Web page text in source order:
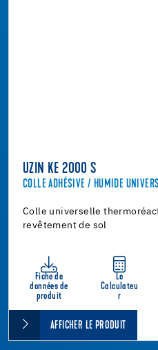
UZIN KE 2000 S
COLLE ADHÉSIVE / HUMIDE
Colle universelle
revêtement de sol
Fiche de
données de
produit
Le
Calculateu
r
AFFICHER LE PRODUIT